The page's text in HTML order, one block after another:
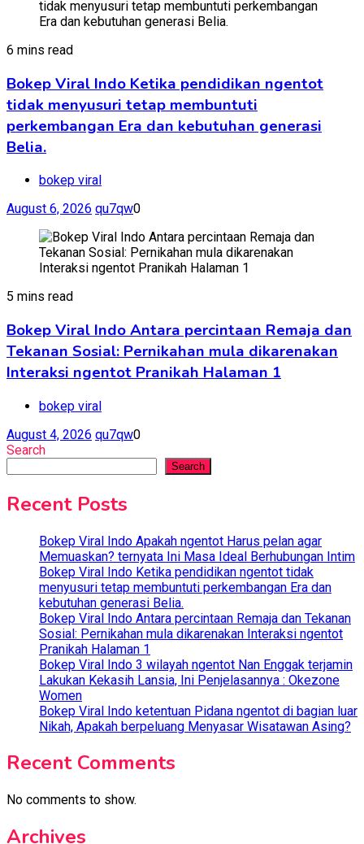
6 mins read
Bokep Viral Indo Ketika pendidikan ngentot
tidak menyusuri tetap membuntuti
perkembangan Era dan kebutuhan generasi
Belia.
bokep viral
August 6, 2026 qu7qw0
5 mins read
Bokep Viral Indo Antara percintaan Remaja dan
Tekanan Sosial: Pernikahan mula dikarenakan
Interaksi ngentot Pranikah Halaman 1
bokep viral
August 4, 2026 qu7qw0
Search
Search
Recent Posts
Bokep Viral Indo Apakah ngentot Harus pelan agar
Memuaskan? ternyata Ini Masa Ideal Berhubungan Intim
Bokep Viral Indo Ketika pendidikan ngentot tidak
menyusuri tetap membuntuti perkembangan Era dan
kebutuhan generasi Belia.
Bokep Viral Indo Antara percintaan Remaja dan Tekanan
Sosial: Pernikahan mula dikarenakan Interaksi ngentot
Pranikah Halaman 1
Bokep Viral Indo 3 wilayah ngentot Nan Enggak terjamin
Lakukan Kekasih Lansia, Ini Penjelasannya : Okezone
Women
Bokep Viral Indo ketentuan Pidana ngentot di bagian luar
Nikah, Apakah berpeluang Menyasar Wisatawan Asing?
Recent Comments
No comments to show.
Archives